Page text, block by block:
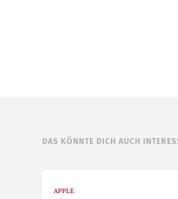
DAS KÖNNTE DICH AUCH
APPLE